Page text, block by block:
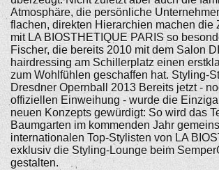
Atmosphäre, die persönliche
flachen, direkten Hierarchien machen die
mit LA BIOSTHETIQUE PARIS so
Fischer, die bereits 2010 mit dem Salon
hairdressing am Schillerplatz einen
zum Wohlfühlen geschaffen hat. Styling-
Dresdner Opernball 2013 Bereits jetzt -
offiziellen Einweihung - wurde die
neuen Konzepts gewürdigt: So wird das
Baumgarten im kommenden Jahr
internationalen Top-Stylisten von LA
exklusiv die Styling-Lounge beim
gestalten.